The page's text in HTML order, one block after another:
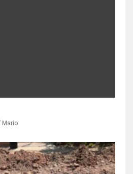
Mario